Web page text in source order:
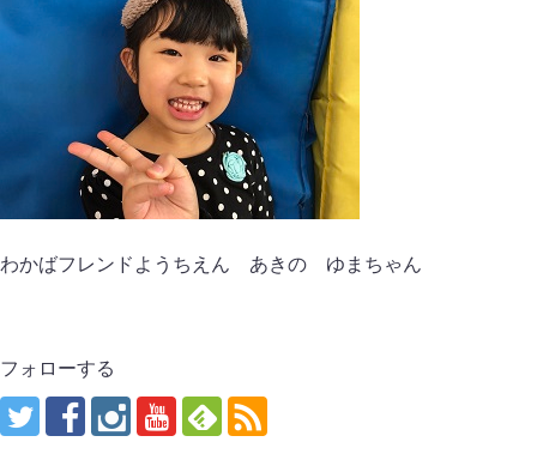
わかばフレンドようちえん あきの ゆまちゃん
フォローする